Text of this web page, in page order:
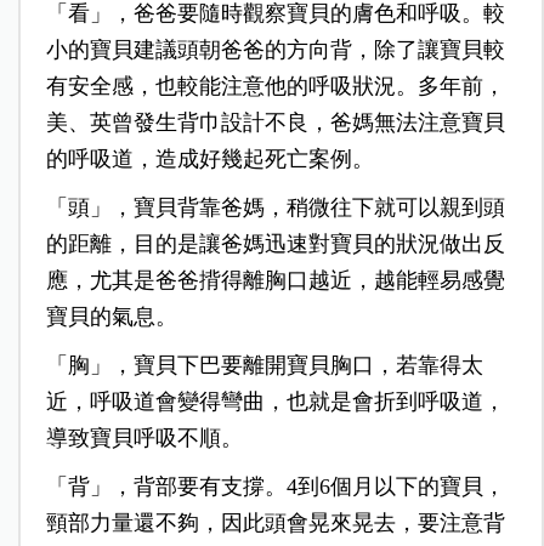
「看」，爸爸要隨時觀察寶貝的膚色和呼吸。較
小的寶貝建議頭朝爸爸的方向背，除了讓寶貝較
有安全感，也較能注意他的呼吸狀況。多年前，
美、英曾發生背巾設計不良，爸媽無法注意寶貝
的呼吸道，造成好幾起死亡案例。
「頭」，寶貝背靠爸媽，稍微往下就可以親到頭
的距離，目的是讓爸媽迅速對寶貝的狀況做出反
應，尤其是爸爸揹得離胸口越近，越能輕易感覺
寶貝的氣息。
「胸」，寶貝下巴要離開寶貝胸口，若靠得太
近，呼吸道會變得彎曲，也就是會折到呼吸道，
導致寶貝呼吸不順。
「背」，背部要有支撐。4到6個月以下的寶貝，
頸部力量還不夠，因此頭會晃來晃去，要注意背